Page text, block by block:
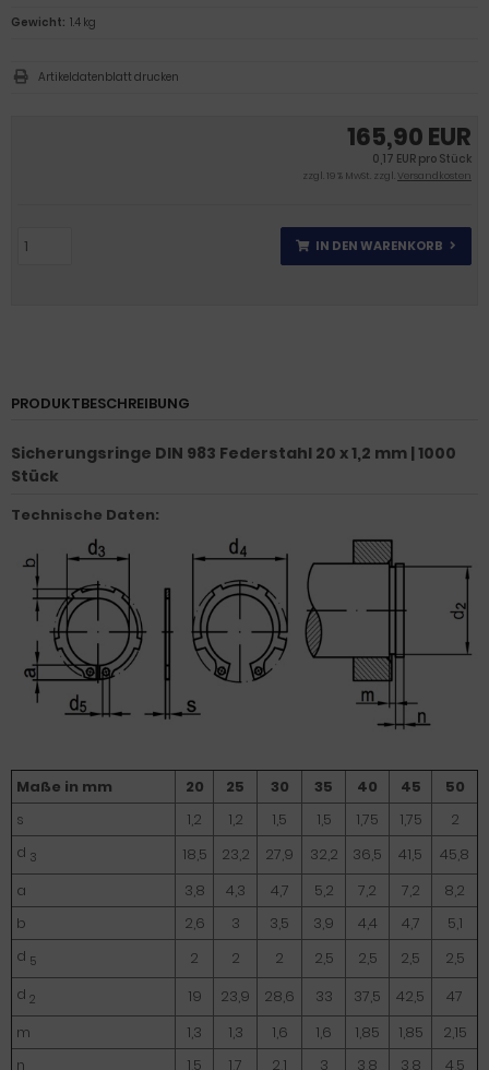
165,90 EUR
0,17 EUR pro Stück
zzgl. 19 % MwSt. zzgl.Versandkosten
IN DEN WARENKORB
Gewicht: 1.4 kg
Artikeldatenblatt drucken
PRODUKTBESCHREIBUNG
Sicherungsringe DIN 983 Federstahl 20 x 1,2 mm | 1000
Stück
Technische Daten:
Maße in mm 20 25 30 35 40 45
50
s
1,2 1,2 1,5 1,5 1,75 1,75
2
d 3 18,5 23,2 27,9 32,2 36,5 41,5
45,8
a
3,8 4,3 4,7 5,2 7,2 7,2
8,2
b
2,6 3 3,5 3,9 4,4 4,7
5,1
d 5 2 2 2 2,5 2,5 2,5
2,5
d 2 19 23,9 28,6 33 37,5 42,5
47
m
1,3 1,3 1,6 1,6 1,85 1,85
2,15
n
1,5 1,7 2,1 3 3,8 3,8
4,5